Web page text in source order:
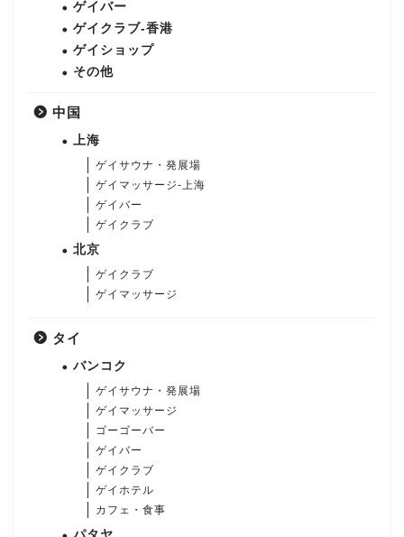
ゲイバー
ゲイクラブ-香港
ゲイショップ
その他
中国
上海
ゲイサウナ・発展場
ゲイマッサージ-上海
ゲイバー
ゲイクラブ
北京
ゲイクラブ
ゲイマッサージ
タイ
バンコク
ゲイサウナ・発展場
ゲイマッサージ
ゴーゴーバー
ゲイバー
ゲイクラブ
ゲイホテル
カフェ・食事